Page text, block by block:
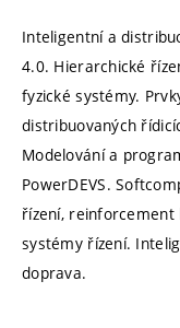
Inteligentní a
4.0. Hierarchické
fyzické systémy.
distribuovaných
Modelování a
PowerDEVS.
řízení, reinforcement
systémy řízení.
doprava.